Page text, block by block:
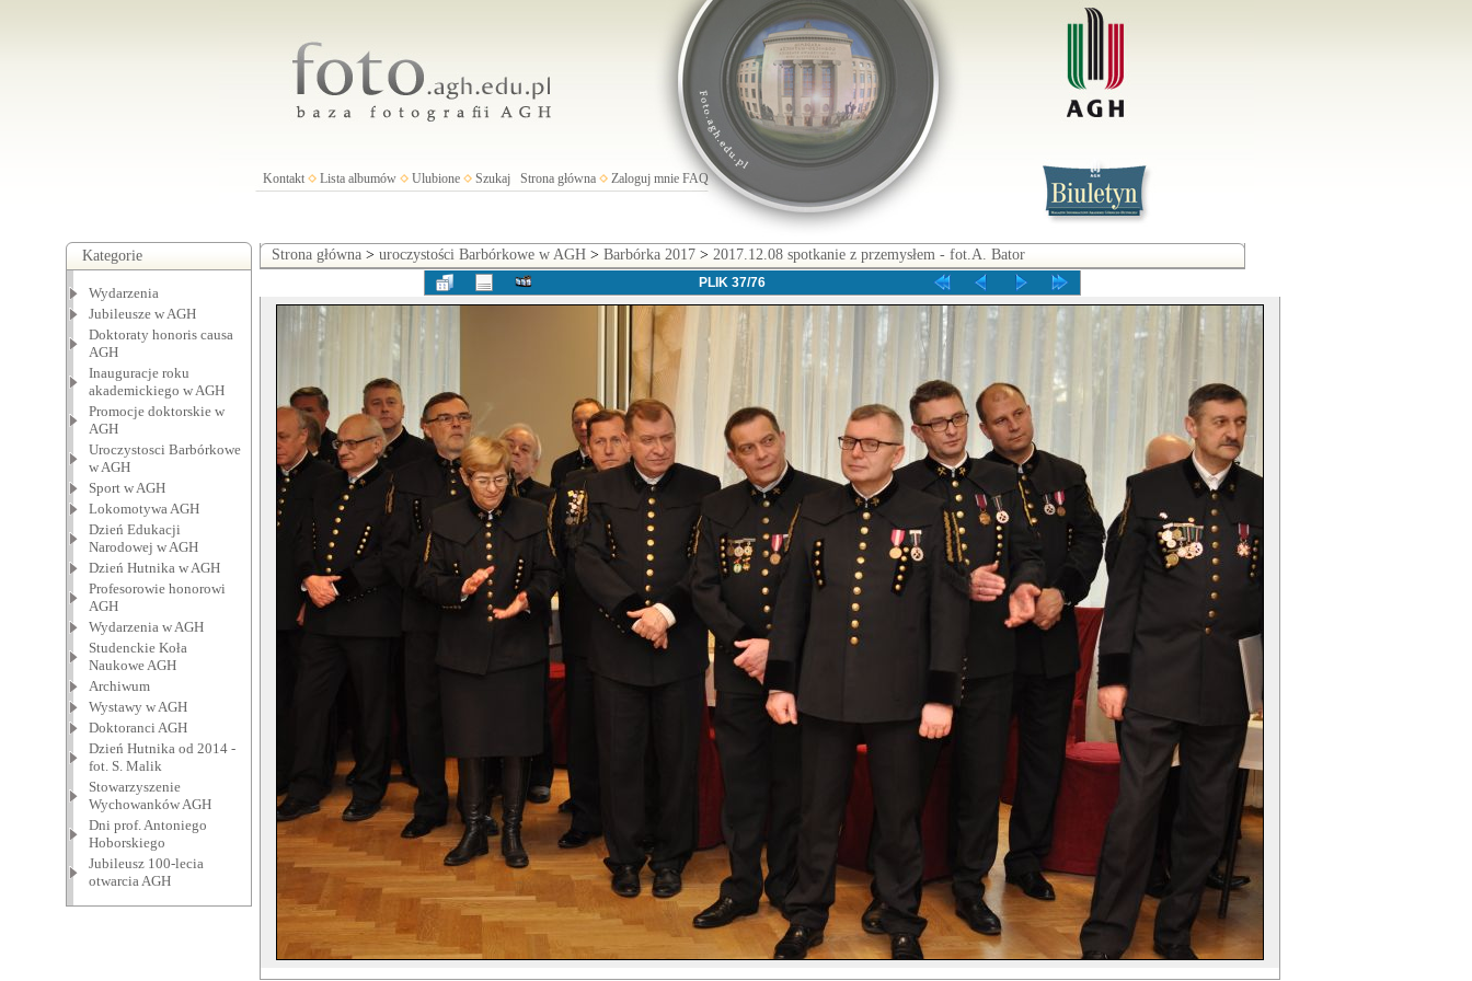
Kontakt Lista albumów Ulubione Szukaj Strona główna Zaloguj mnie FAQ
Kategorie
Wydarzenia
Jubileusze w AGH
Doktoraty honoris causa
AGH
Inauguracje roku
akademickiego w AGH
Promocje doktorskie w
AGH
Uroczystosci Barbórkowe
w AGH
Sport w AGH
Lokomotywa AGH
Dzień Edukacji
Narodowej w AGH
Dzień Hutnika w AGH
Profesorowie honorowi
AGH
Wydarzenia w AGH
Studenckie Koła
Naukowe AGH
Archiwum
Wystawy w AGH
Doktoranci AGH
Dzień Hutnika od 2014 -
fot. S. Malik
Stowarzyszenie
Wychowanków AGH
Dni prof. Antoniego
Hoborskiego
Jubileusz 100-lecia
otwarcia AGH
Strona główna> uroczystości Barbórkowe w AGH> Barbórka 2017> 2017.12.08 spotkanie z przemysłem - fot.A. Bator
PLIK 37/76